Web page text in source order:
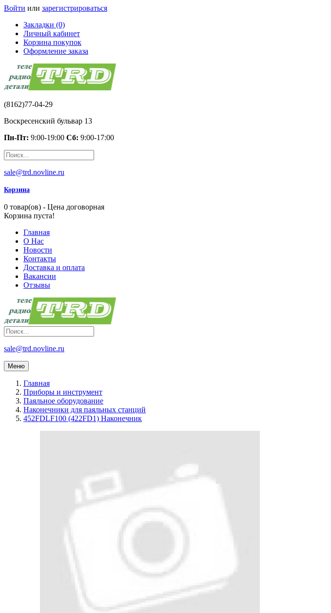
Войти или зарегистрироваться
Закладки (0)
Личный кабинет
Корзина покупок
Оформление заказа
(8162)77-04-29
Воскресенский бульвар 13
Пн-Пт: 9:00-19:00 Сб: 9:00-17:00
sale@trd.novline.ru
Корзина
0 товар(ов) - Цена договорная
Корзина пуста!
Главная
О Нас
Новости
Контакты
Доставка и оплата
Вакансии
Отзывы
sale@trd.novline.ru
Меню
Главная
Приборы и инструмент
Паяльное оборудование
Наконечники для паяльных станций
452FDLF100 (422FD1) Наконечник